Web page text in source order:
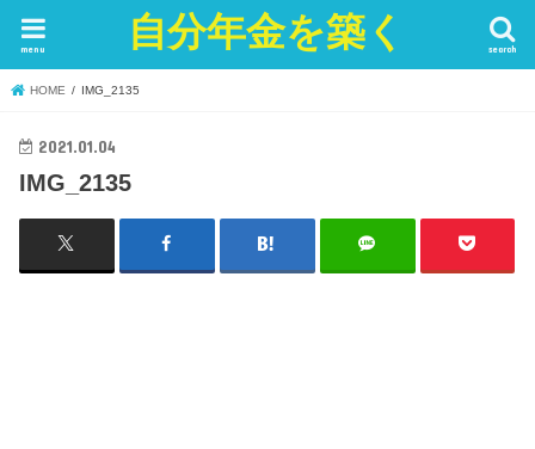
自分年金を築く search
menu
HOME IMG_2135
2021.01.04
IMG_2135